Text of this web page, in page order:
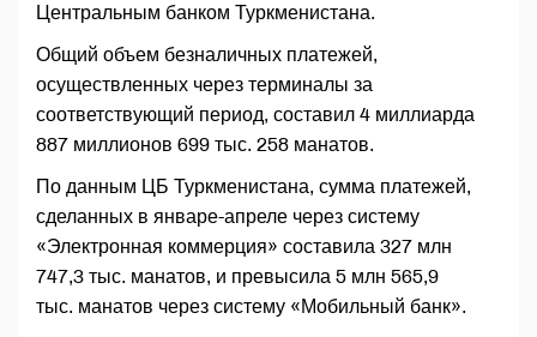
Центральным банком Туркменистана.
Общий объем безналичных платежей,
осуществленных через терминалы за
соответствующий период, составил 4 миллиарда
887 миллионов 699 тыс. 258 манатов.
По данным ЦБ Туркменистана, сумма платежей,
сделанных в январе-апреле через систему
«Электронная коммерция» составила 327 млн
747,3 тыс. манатов, и превысила 5 млн 565,9
тыс. манатов через систему «Мобильный банк».